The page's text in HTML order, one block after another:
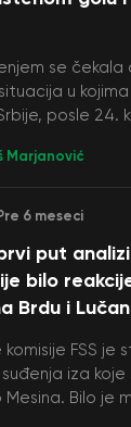
se čekala
u
posle 24.
Marjanović
6 meseci
put
bilo
Brdu i
komisije FSS je
iza
Mesina. Bilo je